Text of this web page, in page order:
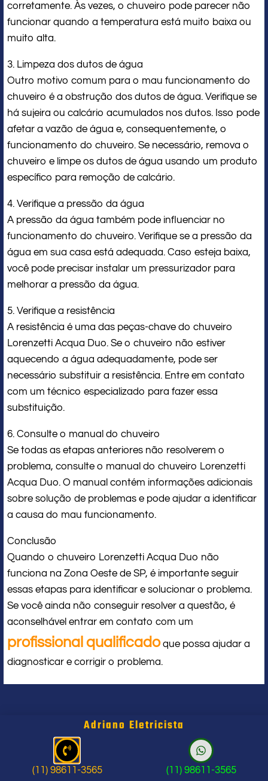
corretamente. Às vezes, o chuveiro pode parecer não
funcionar quando a temperatura está muito baixa ou
muito alta.
3. Limpeza dos dutos de água
Outro motivo comum para o mau funcionamento do
chuveiro é a obstrução dos dutos de água. Verifique se
há sujeira ou calcário acumulados nos dutos. Isso pode
afetar a vazão de água e, consequentemente, o
funcionamento do chuveiro. Se necessário, remova o
chuveiro e limpe os dutos de água usando um produto
específico para remoção de calcário.
4. Verifique a pressão da água
A pressão da água também pode influenciar no
funcionamento do chuveiro. Verifique se a pressão da
água em sua casa está adequada. Caso esteja baixa,
você pode precisar instalar um pressurizador para
melhorar a pressão da água.
5. Verifique a resistência
A resistência é uma das peças-chave do chuveiro
Lorenzetti Acqua Duo. Se o chuveiro não estiver
aquecendo a água adequadamente, pode ser
necessário substituir a resistência. Entre em contato
com um técnico especializado para fazer essa
substituição.
6. Consulte o manual do chuveiro
Se todas as etapas anteriores não resolverem o
problema, consulte o manual do chuveiro Lorenzetti
Acqua Duo. O manual contém informações adicionais
sobre solução de problemas e pode ajudar a identificar
a causa do mau funcionamento.
Conclusão
Quando o chuveiro Lorenzetti Acqua Duo não
funciona na Zona Oeste de SP, é importante seguir
essas etapas para identificar e solucionar o problema.
Se você ainda não conseguir resolver a questão, é
aconselhável entrar em contato com um
profissional qualificadoque possa ajudar a
diagnosticar e corrigir o problema.
Eletricista Perto de Mim
Um Eletricista em Santo André SP
Adriano Eletricista
(11) 98611-3565 (11) 98611-3565